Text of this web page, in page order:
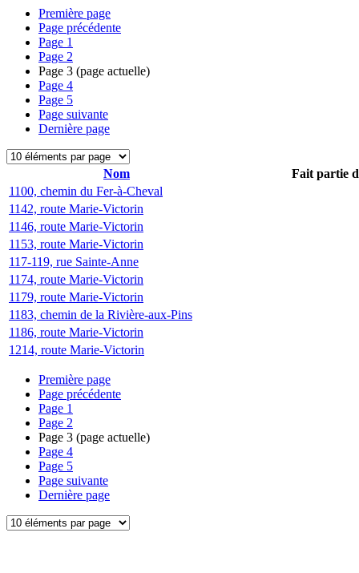
Première page
Page précédente
Page 1
Page 2
Page 3 (page actuelle)
Page 4
Page 5
Page suivante
Dernière page
Nom
Fait partie
1100, chemin du Fer-à-Cheval
1142, route Marie-Victorin
1146, route Marie-Victorin
1153, route Marie-Victorin
117-119, rue Sainte-Anne
1174, route Marie-Victorin
1179, route Marie-Victorin
1183, chemin de la Rivière-aux-Pins
1186, route Marie-Victorin
1214, route Marie-Victorin
Première page
Page précédente
Page 1
Page 2
Page 3 (page actuelle)
Page 4
Page 5
Page suivante
Dernière page